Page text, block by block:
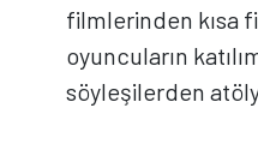
filmlerinden kısa
oyuncuların
söyleşilerden